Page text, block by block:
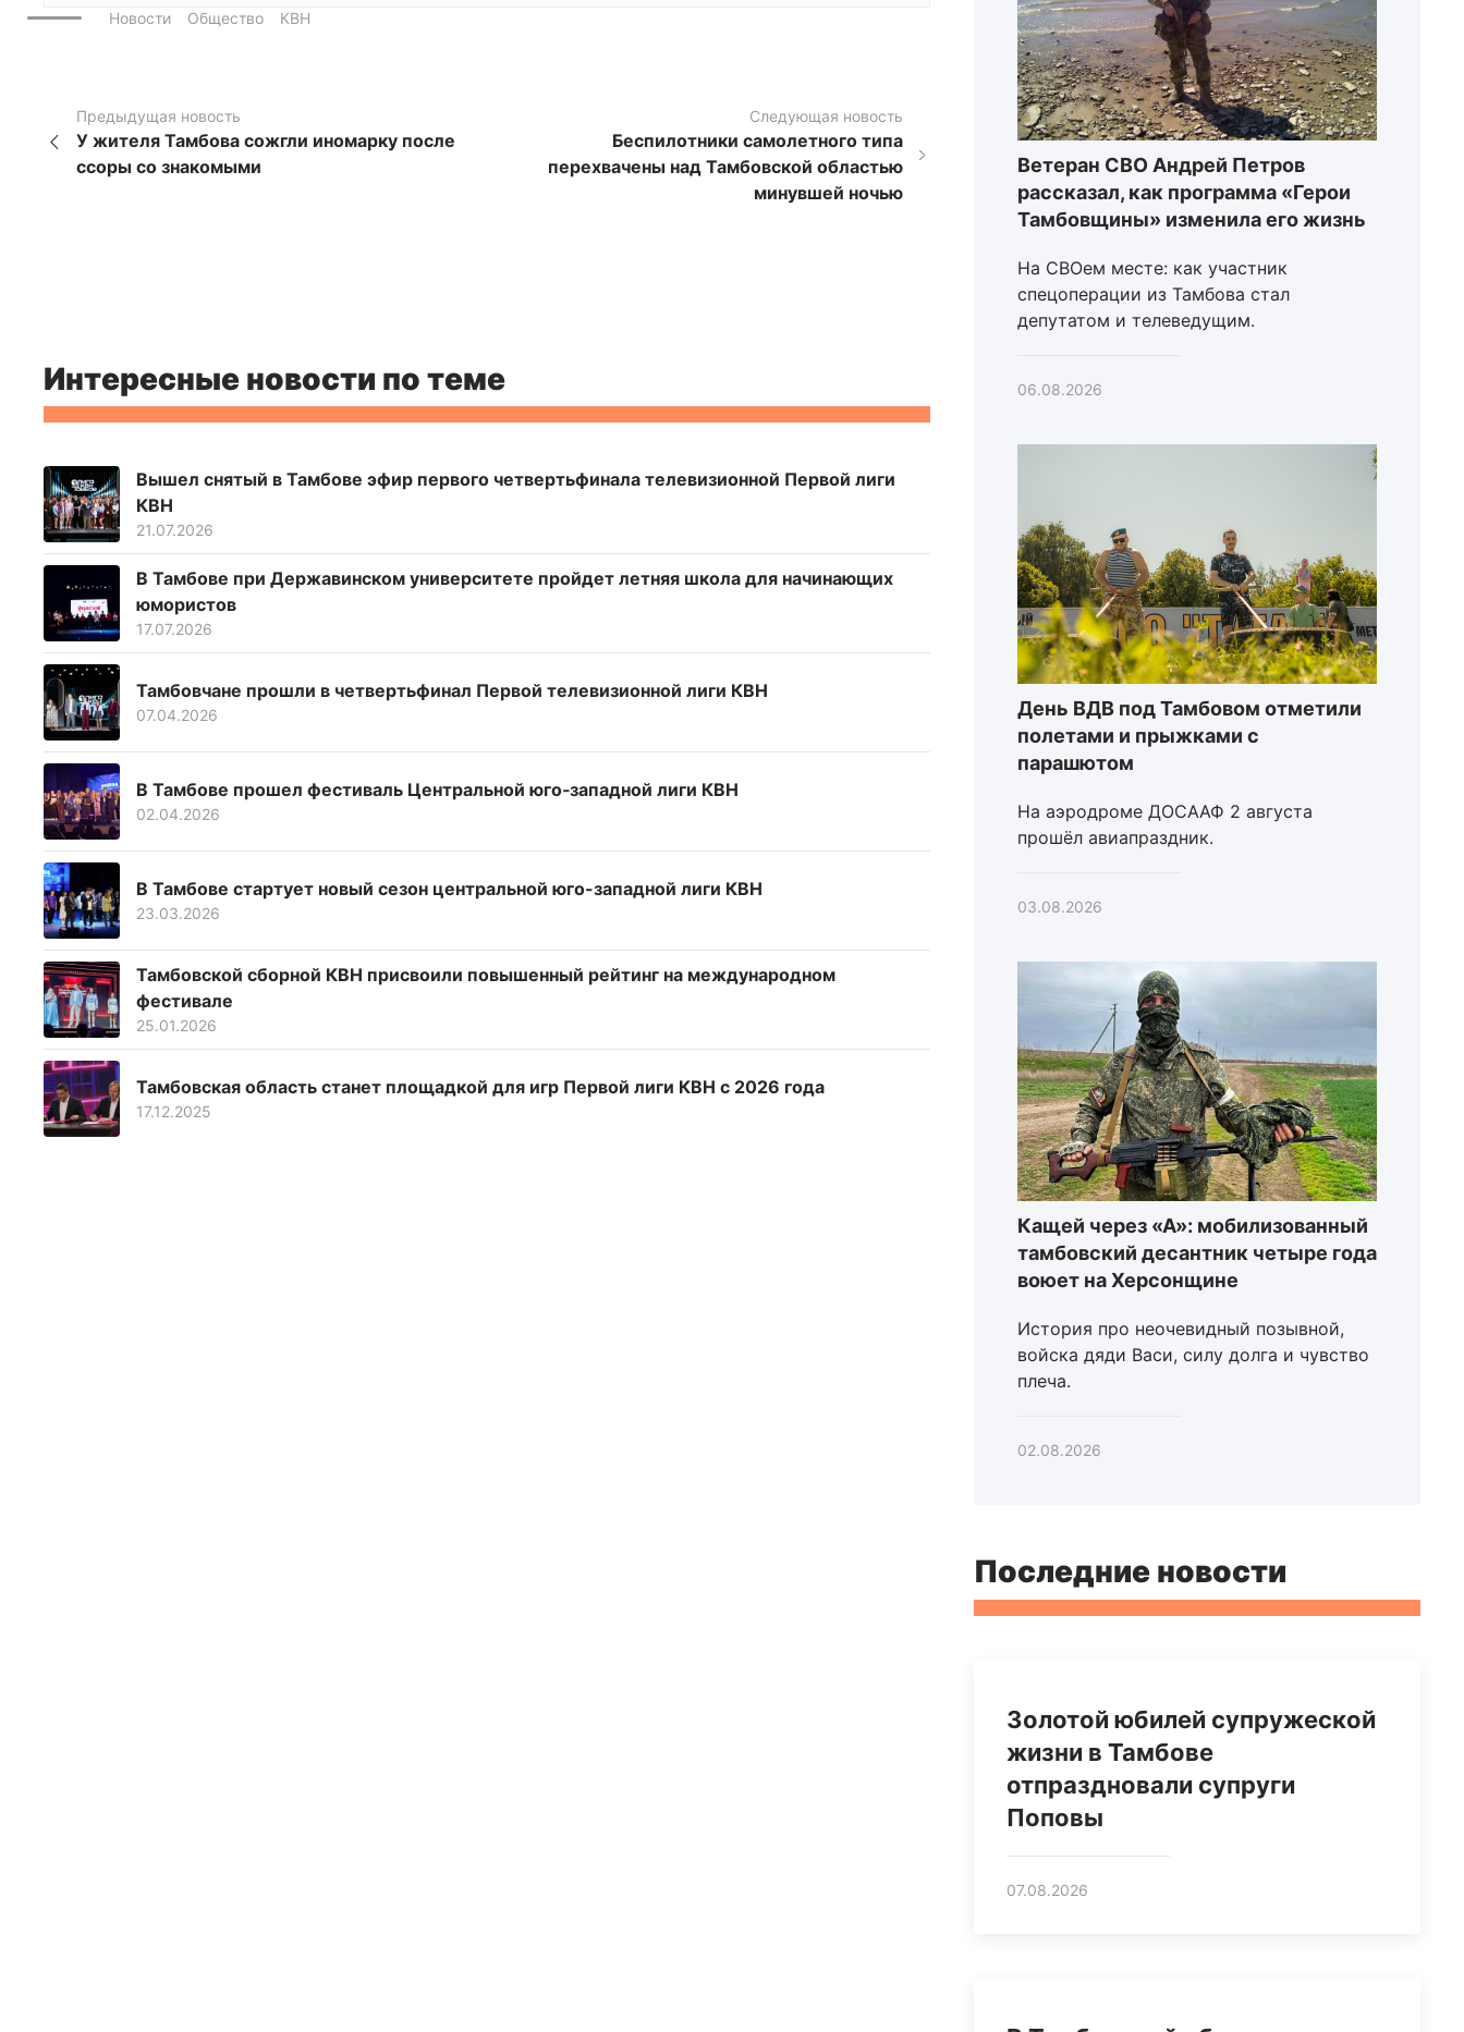
Новости Общество КВН
Предыдущая новость
У жителя Тамбова сожгли иномарку после
ссоры со знакомыми
Следующая новость
Беспилотники самолетного типа
перехвачены над Тамбовской областью
минувшей ночью
Интересные новости по теме
Вышел снятый в Тамбове эфир первого четвертьфинала телевизионной Первой лиги
КВН
21.07.2026
В Тамбове при Державинском университете пройдет летняя школа для начинающих
юмористов
17.07.2026
Тамбовчане прошли в четвертьфинал Первой телевизионной лиги КВН
07.04.2026
В Тамбове прошел фестиваль Центральной юго‑западной лиги КВН
02.04.2026
В Тамбове стартует новый сезон центральной юго-западной лиги КВН
23.03.2026
Тамбовской сборной КВН присвоили повышенный рейтинг на международном
фестивале
25.01.2026
Тамбовская область станет площадкой для игр Первой лиги КВН с 2026 года
17.12.2025
Ветеран СВО Андрей Петров
рассказал, как программа «Герои
Тамбовщины» изменила его жизнь
На СВОем месте: как участник
спецоперации из Тамбова стал
депутатом и телеведущим.
06.08.2026
День ВДВ под Тамбовом отметили
полетами и прыжками с
парашютом
На аэродроме ДОСААФ 2 августа
прошёл авиапраздник.
03.08.2026
Кащей через «А»: мобилизованный
тамбовский десантник четыре года
воюет на Херсонщине
История про неочевидный позывной,
войска дяди Васи, силу долга и чувство
плеча.
02.08.2026
Последние новости
Золотой юбилей супружеской
жизни в Тамбове
отпраздновали супруги
Поповы
07.08.2026